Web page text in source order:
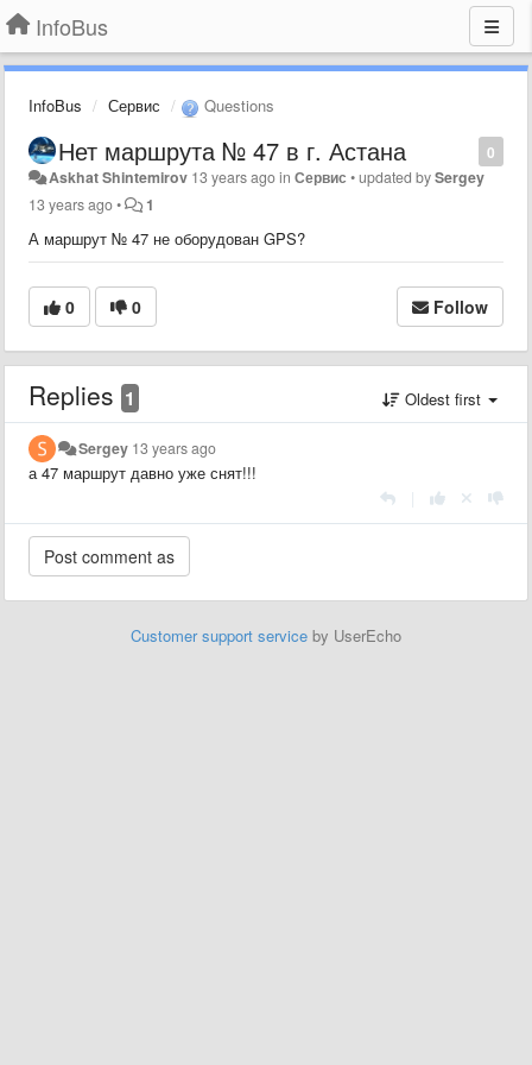
InfoBus
InfoBus Сервис Questions
0
Нет маршрута № 47 в г. Астана
Askhat Shintemirov 13 years agoinСервис •updated bySergey
13 years ago• 1
А маршрут № 47 не оборудован GPS?
0 0 Follow
Replies 1 Oldest first
Sergey 13 years ago
а 47 маршрут давно уже снят!!!
Customer support service by UserEcho